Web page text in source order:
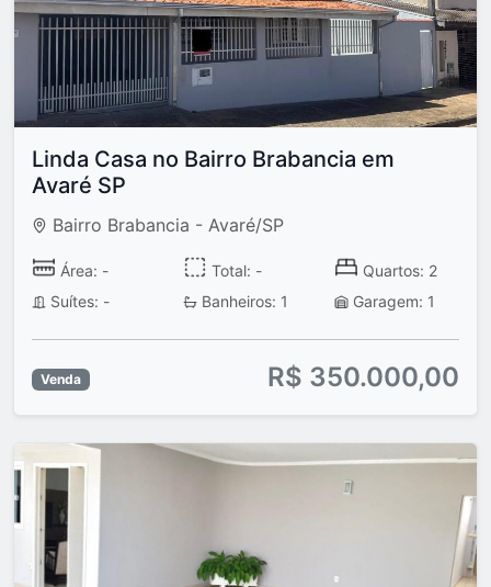
Linda Casa no Bairro Brabancia em
Avaré SP
Bairro Brabancia - Avaré/SP
Área: - Total: -
Quartos: 2
Suítes: -
Banheiros: 1 Garagem: 1
Venda R$ 350.000,00